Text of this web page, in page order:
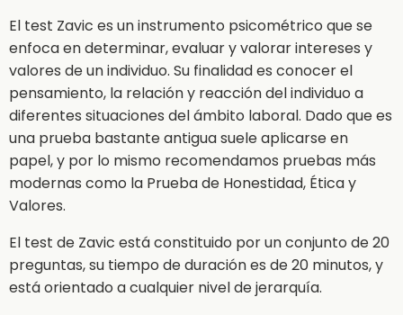
El test Zavic es un instrumento psicométrico que se
enfoca en determinar, evaluar y valorar intereses y
valores de un individuo. Su finalidad es conocer el
pensamiento, la relación y reacción del individuo a
diferentes situaciones del ámbito laboral. Dado que es
una prueba bastante antigua suele aplicarse en
papel, y por lo mismo recomendamos pruebas más
modernas como la Prueba de Honestidad, Ética y
Valores.
El test de Zavic está constituido por un conjunto de 20
preguntas, su tiempo de duración es de 20 minutos, y
está orientado a cualquier nivel de jerarquía.